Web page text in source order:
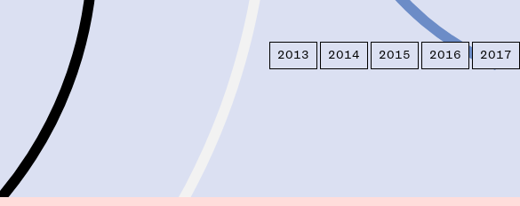
2013 2014 2015 2016 2017